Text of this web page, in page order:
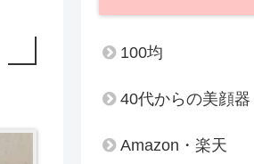
100均
40代からの美顔器
Amazon・楽天